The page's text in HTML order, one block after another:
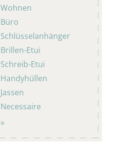
Wohnen
Büro
Schlüsselanhänger
Brillen-Etui
Schreib-Etui
Handyhüllen
Jassen
Necessaire